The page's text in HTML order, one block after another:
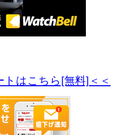
トはこちら[無料]＜＜